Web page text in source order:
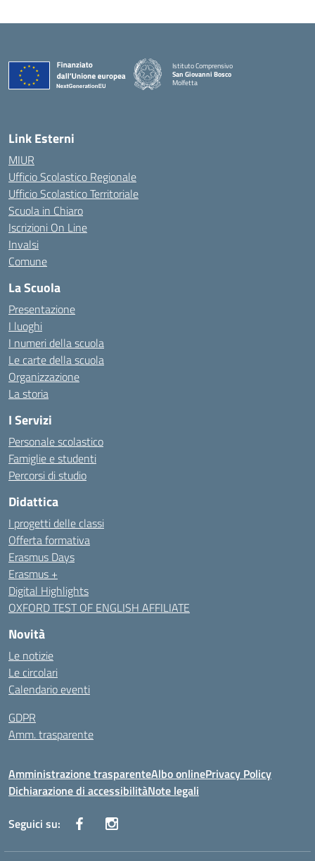
Istituto Comprensivo
San Giovanni Bosco
Molfetta
Link Esterni
MIUR
Ufficio Scolastico Regionale
Ufficio Scolastico Territoriale
Scuola in Chiaro
Iscrizioni On Line
Invalsi
Comune
La Scuola
Presentazione
I luoghi
I numeri della scuola
Le carte della scuola
Organizzazione
La storia
I Servizi
Personale scolastico
Famiglie e studenti
Percorsi di studio
Didattica
I progetti delle classi
Offerta formativa
Erasmus Days
Erasmus +
Digital Highlights
OXFORD TEST OF ENGLISH AFFILIATE
Novità
Le notizie
Le circolari
Calendario eventi
GDPR
Amm. trasparente
Amministrazione trasparenteAlbo onlinePrivacy Policy
Dichiarazione di accessibilitàNote legali
Seguici su: